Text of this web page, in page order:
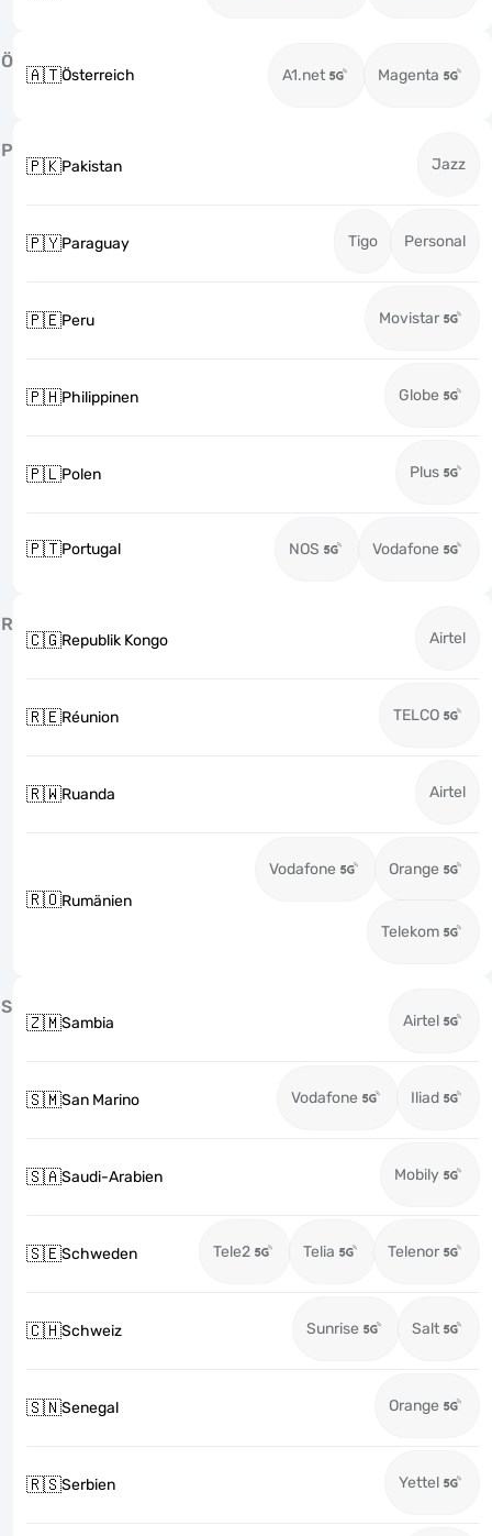
Ö
🇦🇹Österreich A1.net Magenta
P
🇵🇰Pakistan Jazz
🇵🇾Paraguay Tigo Personal
🇵🇪Peru Movistar
🇵🇭Philippinen Globe
🇵🇱Polen Plus
🇵🇹Portugal NOS Vodafone
R
🇨🇬Republik Kongo Airtel
🇷🇪Réunion TELCO
🇷🇼Ruanda Airtel
🇷🇴Rumänien
Vodafone Orange
Telekom
S
🇿🇲Sambia Airtel
🇸🇲San Marino Vodafone Iliad
🇸🇦Saudi-Arabien Mobily
🇸🇪Schweden Tele2 Telia Telenor
🇨🇭Schweiz Sunrise Salt
🇸🇳Senegal Orange
🇷🇸Serbien Yettel